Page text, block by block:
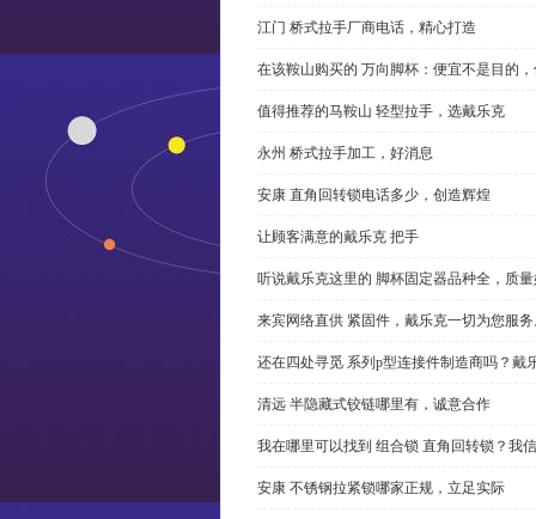
江门 桥式拉手厂商电话，精心打造
在该鞍山购买的 万向脚杯：便宜不是目的
值得推荐的马鞍山 轻型拉手，选戴乐克
永州 桥式拉手加工，好消息
安康 直角回转锁电话多少，创造辉煌
让顾客满意的戴乐克 把手
听说戴乐克这里的 脚杯固定器品种全，质
来宾网络直供 紧固件，戴乐克一切为您服
还在四处寻觅 系列p型连接件制造商吗？戴
清远 半隐藏式铰链哪里有，诚意合作
我在哪里可以找到 组合锁 直角回转锁？我
安康 不锈钢拉紧锁哪家正规，立足实际